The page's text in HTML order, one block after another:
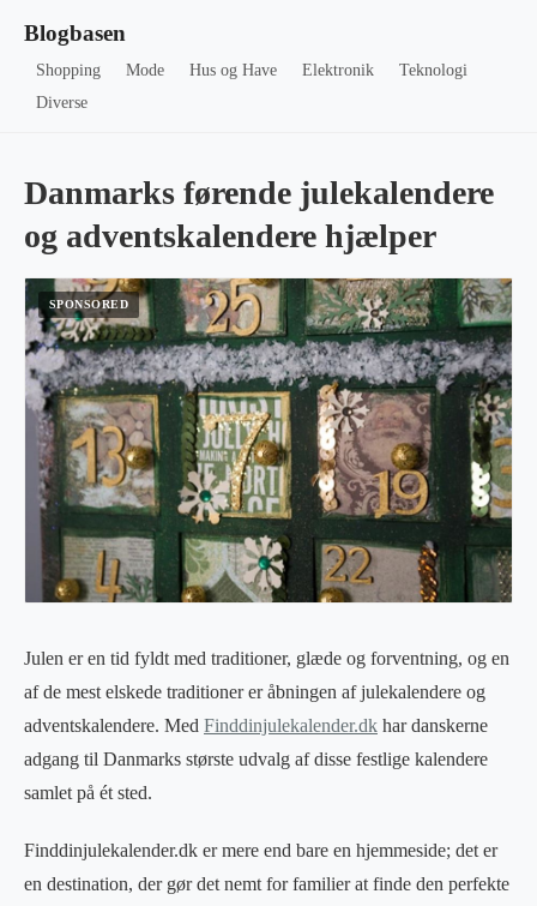
Blogbasen
Shopping Mode Hus og Have Elektronik
Teknologi
Diverse
Danmarks førende julekalendere
og adventskalendere hjælper
Julen er en tid fyldt med traditioner, glæde og forventning, og en
af de mest elskede traditioner er åbningen af julekalendere og
adventskalendere. Med Finddinjulekalender.dk har danskerne
adgang til Danmarks største udvalg af disse festlige kalendere
samlet på ét sted.
Finddinjulekalender.dk er mere end bare en hjemmeside; det er
en destination, der gør det nemt for familier at finde den perfekte